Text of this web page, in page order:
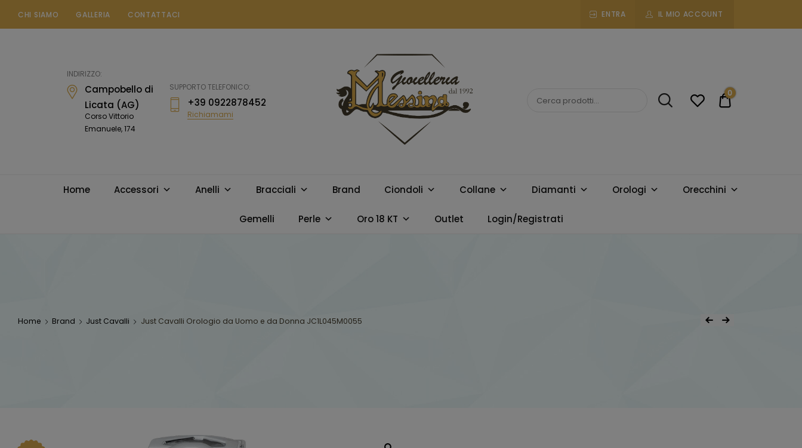
CHI SIAMO GALLERIA CONTATTACI ENTRA IL MIO ACCOUNT
INDIRIZZO:
Campobello di
Licata (AG)
Corso Vittorio
Emanuele, 174
SUPPORTO TELEFONICO:
+39 0922878452
Richiamami
MESSINA
CAMPOBELLO
migliori marchi.
€0.00
0
Home Accessori Anelli Bracciali Brand Ciondoli Collane Diamanti Orologi Orecchini
Gemelli Perle Oro 18 KT Outlet Login/Registrati
Home Brand Just Cavalli Just Cavalli Orologio da Uomo e da Donna JC1L045M0055